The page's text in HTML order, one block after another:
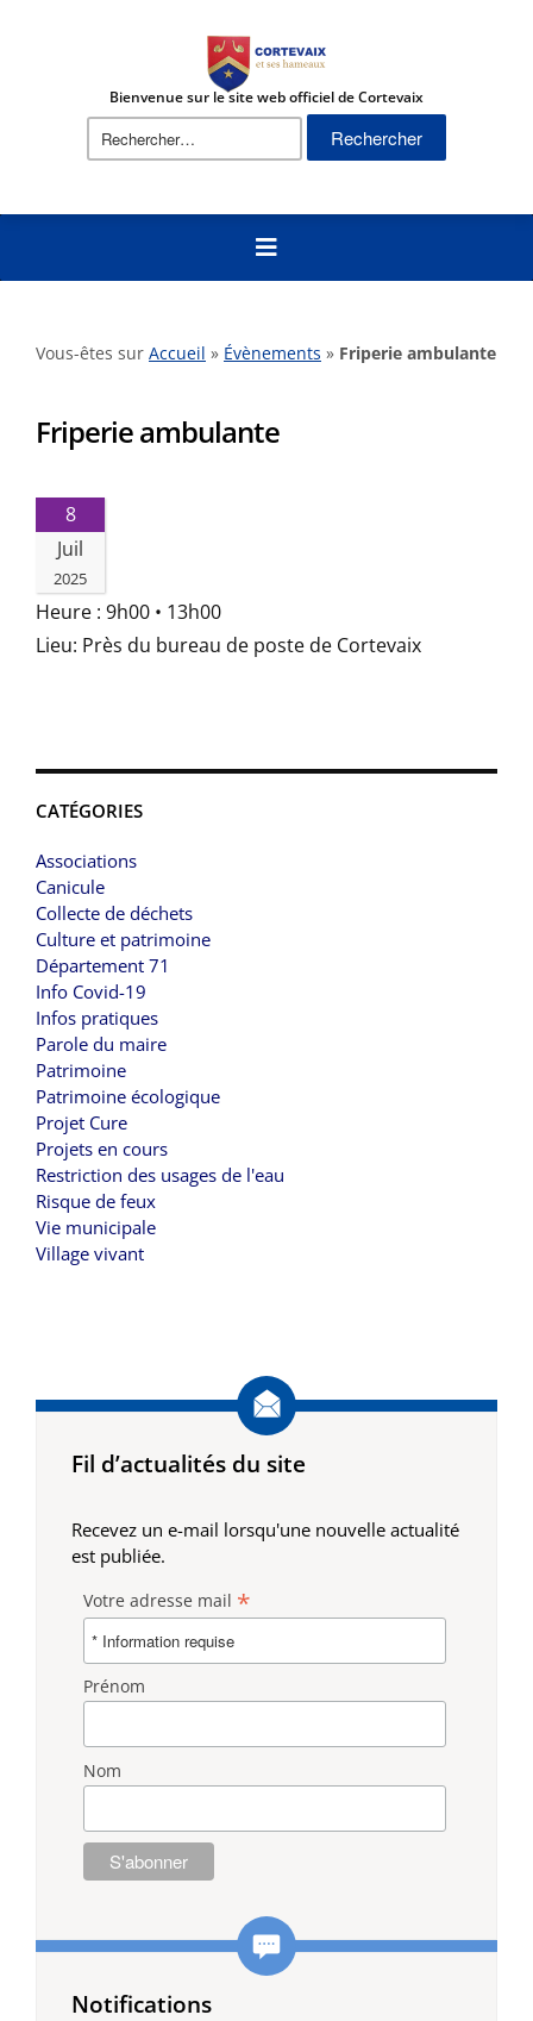
Bienvenue sur le site web officiel de Cortevaix
Rechercher :
Vous-êtes sur Accueil » Évènements » Friperie ambulante
CATÉGORIES
Associations
Canicule
Collecte de déchets
Culture et patrimoine
Département 71
Info Covid-19
Infos pratiques
Parole du maire
Patrimoine
Patrimoine écologique
Projet Cure
Projets en cours
Restriction des usages de l'eau
Risque de feux
Vie municipale
Village vivant
Friperie ambulante
8
Juil
2025
Heure : 9h00 • 13h00
Lieu: Près du bureau de poste de Cortevaix
Fil d’actualités du site
Recevez un e-mail lorsqu'une nouvelle actualité
est publiée.
Votre adresse mail *
Prénom
Nom
Notifications